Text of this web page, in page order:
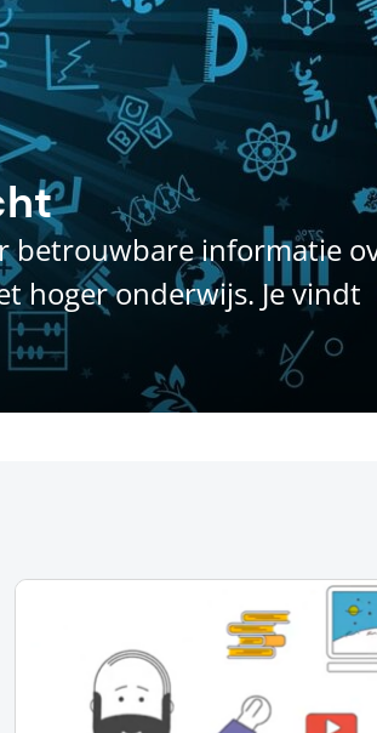
betrouwbare informatie
hoger onderwijs. Je vindt